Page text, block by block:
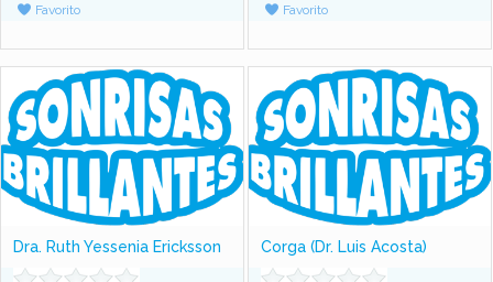
Favorito
Favorito
Dra. Ruth Yessenia Ericksson Corga (Dr. Luis Acosta)